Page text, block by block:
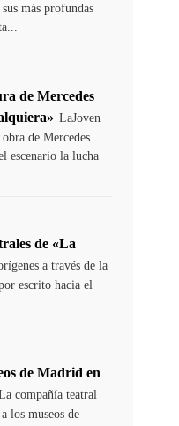
más profundas
de Mercedes
LaJoven
de Mercedes
escenario la lucha
de «La
a través de la
escrito hacia el
de Madrid en
compañía teatral
los museos de